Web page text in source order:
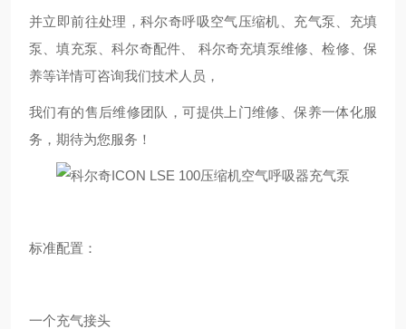
并立即前往处理，科尔奇呼吸空气压缩机、充气泵、充填
泵、填充泵、科尔奇配件、 科尔奇充填泵维修、检修、保
养等详情可咨询我们技术人员，
我们有的售后维修团队，可提供上门维修、保养一体化服
务，期待为您服务！
标准配置：
一个充气接头